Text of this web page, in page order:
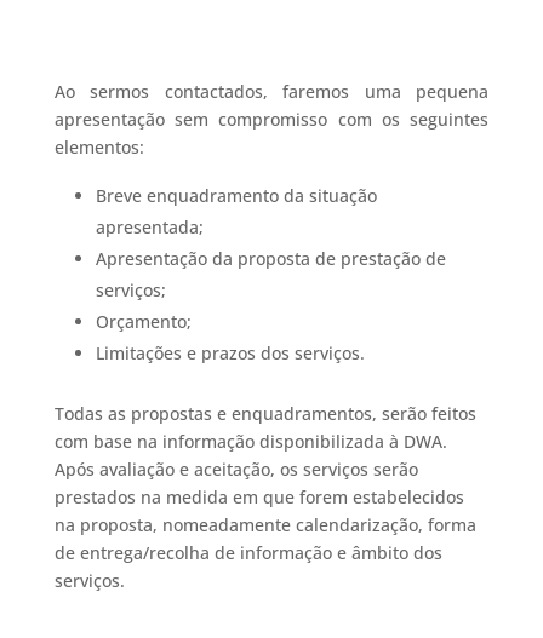
Ao sermos contactados, faremos uma pequena
apresentação sem compromisso com os seguintes
elementos:
Breve enquadramento da situação
apresentada;
Apresentação da proposta de prestação de
serviços;
Orçamento;
Limitações e prazos dos serviços.
Todas as propostas e enquadramentos, serão feitos
com base na informação disponibilizada à DWA.
Após avaliação e aceitação, os serviços serão
prestados na medida em que forem estabelecidos
na proposta, nomeadamente calendarização, forma
de entrega/recolha de informação e âmbito dos
serviços.